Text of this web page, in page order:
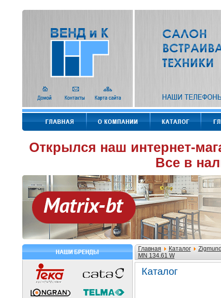
Открылся наш интернет-
Все в
Главная Каталог
MN 134.61 W
Каталог